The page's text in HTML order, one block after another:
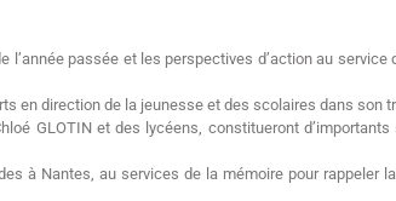
passée et les perspectives d’action au service
en direction de la jeunesse et des scolaires dans son
GLOTIN et des lycéens, constitueront d’importants
à Nantes, au services de la mémoire pour rappeler